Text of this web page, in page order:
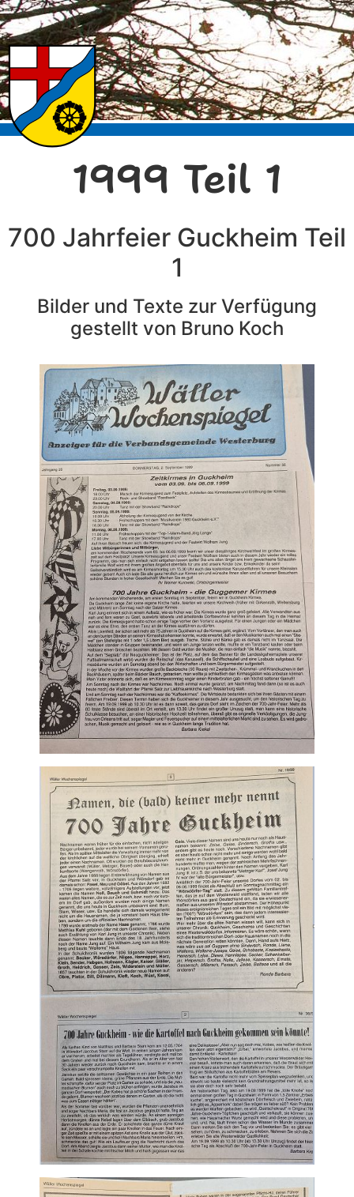
1999 Teil 1
700 Jahrfeier Guckheim Teil
1
Bilder und Texte zur Verfügung
gestellt von Bruno Koch